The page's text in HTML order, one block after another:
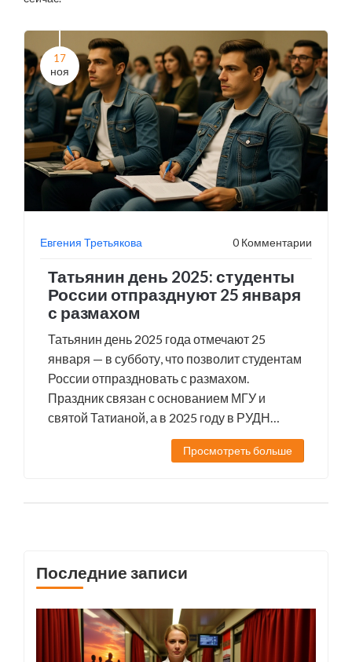
17
ноя
Евгения Третьякова 0 Комментарии
Татьянин день 2025: студенты
России отпразднуют 25 января
с размахом
Татьянин день 2025 года отмечают 25
января — в субботу, что позволит студентам
России отпраздновать с размахом.
Праздник связан с основанием МГУ и
святой Татианой, а в 2025 году в РУДН
пройдёт особое мероприятие.
Просмотреть больше
Последние записи